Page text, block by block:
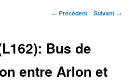
Navigation
← Précédent Suivant →
Bus de
entre Arlon et